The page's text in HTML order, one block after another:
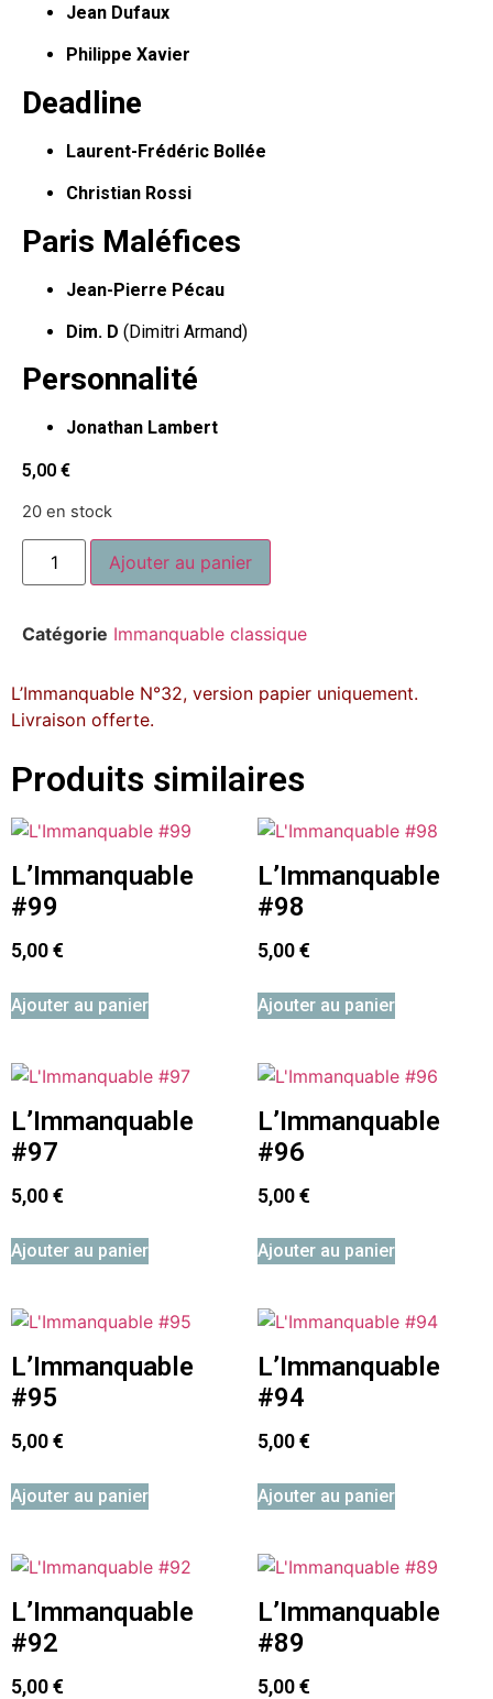
Jean Dufaux
Philippe Xavier
Deadline
Laurent-Frédéric Bollée
Christian Rossi
Paris Maléfices
Jean-Pierre Pécau
Dim. D (Dimitri Armand)
Personnalité
Jonathan Lambert
5,00 €
20 en stock
Ajouter au panier
Catégorie Immanquable classique
L’Immanquable N°32, version papier uniquement.
Livraison offerte.
Produits similaires
L’Immanquable
#99
5,00€
Ajouter au panier
L’Immanquable
#98
5,00€
Ajouter au panier
L’Immanquable
#97
5,00€
Ajouter au panier
L’Immanquable
#96
5,00€
Ajouter au panier
L’Immanquable
#95
5,00€
Ajouter au panier
L’Immanquable
#94
5,00€
Ajouter au panier
L’Immanquable
#92
5,00€
L’Immanquable
#89
5,00€